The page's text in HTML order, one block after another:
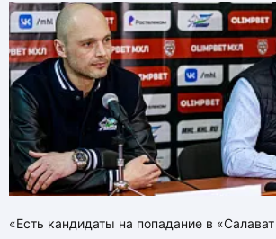
«Есть кандидаты на попадание в